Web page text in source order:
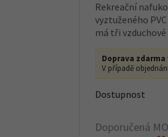
Rekreační
vyztuženého
má tři
Doprava zdarma
V případě
Dostupnost
Doporučená